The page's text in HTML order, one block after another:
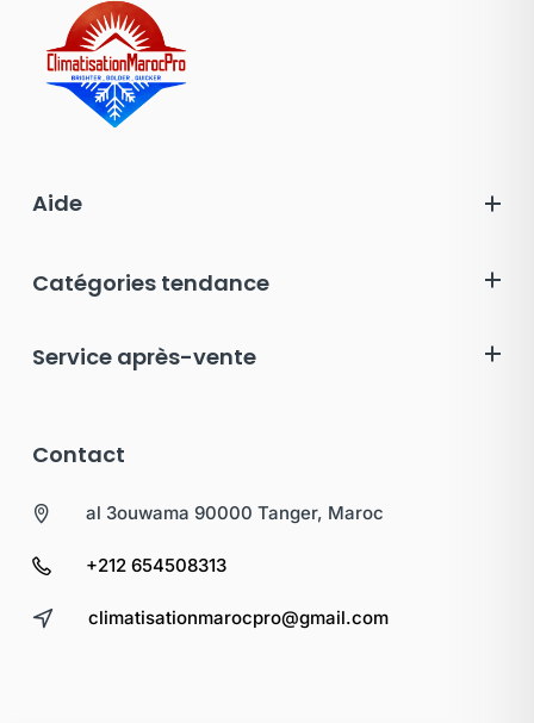
Aide
Catégories tendance
Service après-vente
Contact
al 3ouwama 90000 Tanger, Maroc
+212 654508313
climatisationmarocpro@gmail.com